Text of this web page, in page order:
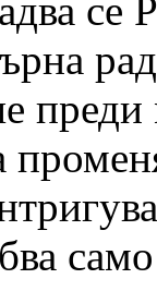
се
преди